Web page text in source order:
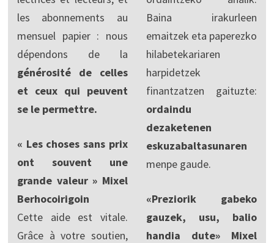
les abonnements au
mensuel papier : nous
dépendons de la
générosité de celles
et ceux qui peuvent
se le permettre.
« Les choses sans prix
ont souvent une
grande valeur » Mixel
Berhocoirigoin
Cette aide est vitale.
Grâce à votre soutien,
Baina irakurleen
emaitzek eta paperezko
hilabetekariaren
harpidetzek
finantzatzen gaituzte:
ordaindu
dezaketenen
eskuzabaltasunaren
menpe gaude.
«Preziorik gabeko
gauzek, usu, balio
handia dute» Mixel